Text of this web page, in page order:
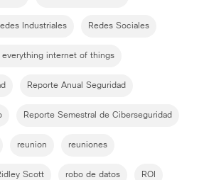
Industriales Redes Sociales
internet of things
Reporte Anual Seguridad
Reporte Semestral de Ciberseguridad
reunion reuniones
Scott robo de datos ROI